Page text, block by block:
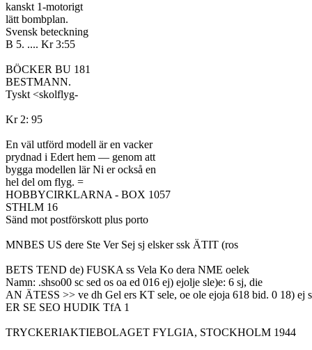
kanskt 1-motorigt
lätt bombplan.
Svensk beteckning
B 5. .... Kr 3:55
BÖCKER BU 181
BESTMANN.
Tyskt <skolflyg-
Kr 2: 95
En väl utförd modell är en vacker
prydnad i Edert hem — genom att
bygga modellen lär Ni er också en
hel del om flyg. =
HOBBYCIRKLARNA - BOX 1057
STHLM 16
Sänd mot postförskott plus porto
MNBES US dere Ste Ver Sej sj elsker ssk ÄTIT (ros
BETS TEND de) FUSKA ss Vela Ko dera NME oelek
Namn: .shso00 sc sed os oa ed 016 ej) ejolje sle)e: 6 sj, die
AN ÄTESS >> ve dh Gel ers KT sele, oe ole ejoja 618 bid. 0 18) ej
ER SE SEO HUDIK TfA 1
TRYCKERIAKTIEBOLAGET FYLGIA, STOCKHOLM 1944